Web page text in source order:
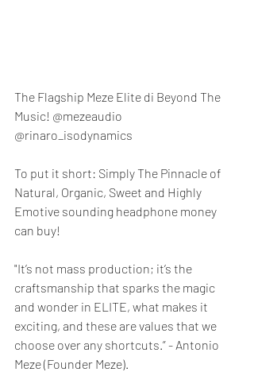
The Flagship Meze Elite di Beyond The
Music! @mezeaudio
@rinaro_isodynamics
To put it short: Simply The Pinnacle of
Natural, Organic, Sweet and Highly
Emotive sounding headphone money
can buy!
"It’s not mass production; it’s the
craftsmanship that sparks the magic
and wonder in ELITE, what makes it
exciting, and these are values that we
choose over any shortcuts.” - Antonio
Meze (Founder Meze).